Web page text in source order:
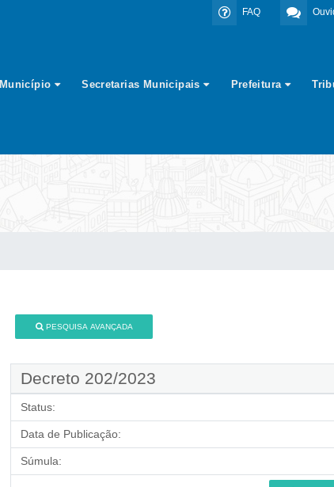
FAQ
Município Secretarias Municipais Prefeitura
PESQUISA AVANÇADA
Decreto 202/2023
Status:
Data de Publicação:
Súmula: